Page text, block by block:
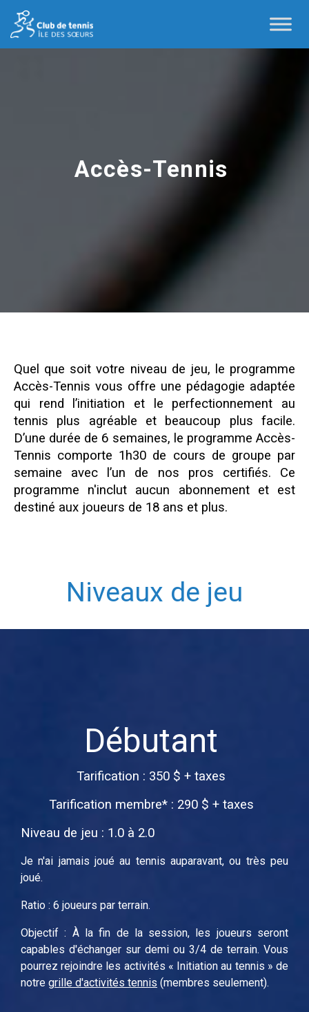
Accès-Tennis
Quel que soit votre niveau de jeu, le programme
Accès-Tennis vous offre une pédagogie adaptée
qui rend l’initiation et le perfectionnement au
tennis plus agréable et beaucoup plus facile.
D’une durée de 6 semaines, le programme Accès-
Tennis comporte 1h30 de cours de groupe par
semaine avec l’un de nos pros certifiés. Ce
programme n'inclut aucun abonnement et est
destiné aux joueurs de 18 ans et plus.
Niveaux de jeu
Débutant
Tarification : 350 $ + taxes
Tarification membre* : 290 $ + taxes
Niveau de jeu : 1.0 à 2.0
Je n'ai jamais joué au tennis auparavant, ou très peu
joué.
Ratio : 6 joueurs par terrain.
Objectif : À la fin de la session, les joueurs seront
capables d'échanger sur demi ou 3/4 de terrain. Vous
pourrez rejoindre les activités « Initiation au tennis » de
notre grille d'activités tennis (membres seulement).